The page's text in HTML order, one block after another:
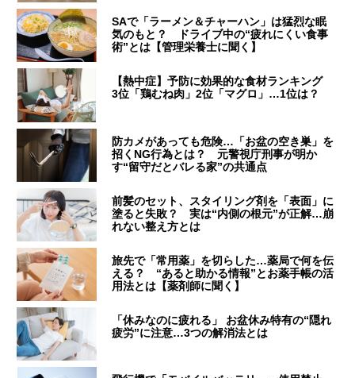
SAで「ラーメン＆チャーハン」は猛烈な眠
気のもと？ ドライブ中の“疲れにくい食事
術”とは【管理栄養士に聞く】
【熱中症】予防に効果的な食材ランキング
3位「鶏むね肉」2位「マグロ」…1位は？
防カメがあっても危険…「お盆の空き巣」を
招くNG行為とは？ 元警視庁刑事が明か
す“留守だとバレる家”の共通点
前髪のセット、スタイリング剤を「表面」に
塗ると失敗？ 実は“内側の根元”が正解…崩
れない整え方とは
旅先で「常用薬」を切らした…薬局で何を伝
える？ “あると助かる情報”とお薬手帳の活
用法とは【薬剤師に聞く】
「休みなのに疲れる」 お盆休み特有の“隠れ
疲労”に注意…3つの解消法とは